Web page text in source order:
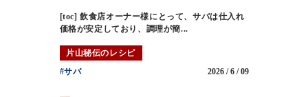
[toc] 飲食店オーナー様にとって、サバは仕入れ
価格が安定しており、調理が簡...
片山秘伝のレシピ
#サバ
2026 / 6 / 09